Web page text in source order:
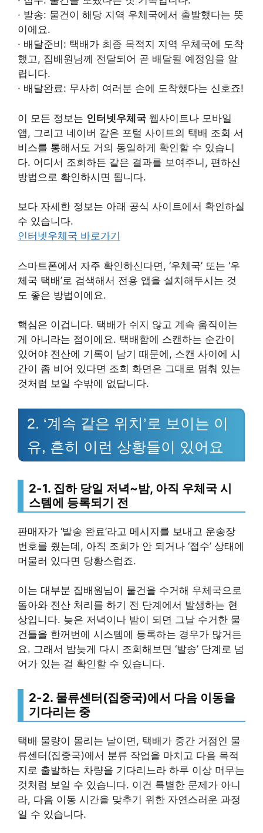
· 발송: 물건이 해당 지역 우체국에서 출발했다는 뜻
이에요.
· 배달준비: 택배가 최종 목적지 지역 우체국에 도착
했고, 집배원님께 전달되어 곧 배달될 예정임을 알
립니다.
· 배달완료: 무사히 여러분 손에 도착했다는 신호죠!
이 모든 정보는 인터넷우체국 웹사이트나 모바일
앱, 그리고 네이버 같은 포털 사이트의 택배 조회 서
비스를 통해서도 거의 동일하게 확인할 수 있습니
다. 어디서 조회하든 같은 결과를 보여주니, 편하신
방법으로 확인하시면 됩니다.
보다 자세한 정보는 아래 공식 사이트에서 확인하실
수 있습니다.
인터넷우체국 바로가기
스마트폰에서 자주 확인하신다면, ‘우체국’ 또는 ‘우
체국 택배’로 검색해서 전용 앱을 설치해두시는 것
도 좋은 방법이에요.
핵심은 이겁니다. 택배가 쉬지 않고 계속 움직이는
게 아니라는 점이에요. 택배함에 스캔하는 순간이
있어야 전산에 기록이 남기 때문에, 스캔 사이에 시
간이 좀 비어 있다면 조회 화면은 그대로 멈춰 있는
것처럼 보일 수밖에 없답니다.
2. ‘계속 같은 위치’로 보이는 이
유, 흔히 이런 상황들이 있어요
2-1. 집하 당일 저녁~밤, 아직 우체국 시
스템에 등록되기 전
판매자가 ‘발송 완료’라고 메시지를 보내고 운송장
번호를 줬는데, 아직 조회가 안 되거나 ‘접수’ 상태에
머물러 있다면 당황스럽죠.
이는 대부분 집배원님이 물건을 수거해 우체국으로
돌아와 전산 처리를 하기 전 단계에서 발생하는 현
상입니다. 늦은 저녁이나 밤이 되면 그날 수거한 물
건들을 한꺼번에 시스템에 등록하는 경우가 많거든
요. 그래서 밤늦게 다시 조회해보면 ‘발송’ 단계로 넘
어가 있는 걸 확인할 수 있습니다.
2-2. 물류센터(집중국)에서 다음 이동을
기다리는 중
택배 물량이 몰리는 날이면, 택배가 중간 거점인 물
류센터(집중국)에서 분류 작업을 마치고 다음 목적
지로 출발하는 차량을 기다리느라 하루 이상 머무는
것처럼 보일 수 있습니다. 이건 특별한 문제가 아니
라, 다음 이동 시간을 맞추기 위한 자연스러운 과정
일 수 있습니다.